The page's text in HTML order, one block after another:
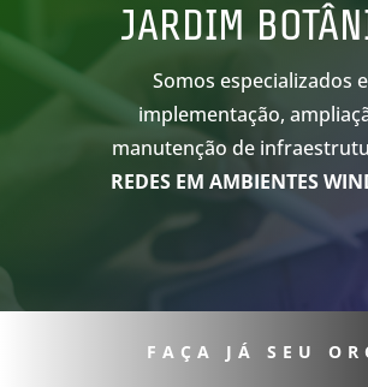
JARDIM
Somos especializados
implementação,
manutenção de
REDES EM AMBIENTES
FAÇA JÁ SEU